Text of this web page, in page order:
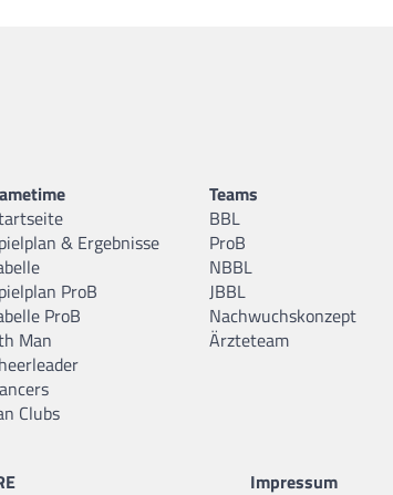
& Ergebnisse
ProB
ProB
Man
Clubs
Teams
BBL
ProB
NBBL
JBBL
Nachwuchskonzept
Ärzteteam
Impressum